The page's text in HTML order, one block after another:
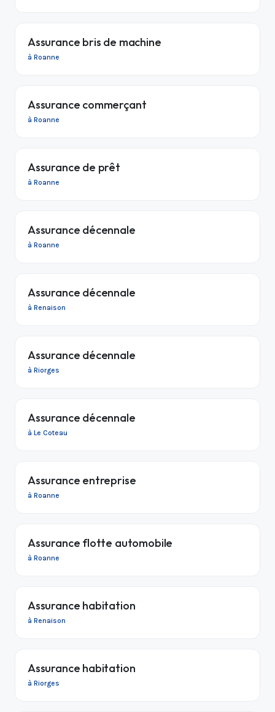
Assurance bris de machine
à Roanne
Assurance commerçant
à Roanne
Assurance de prêt
à Roanne
Assurance décennale
à Roanne
Assurance décennale
à Renaison
Assurance décennale
à Riorges
Assurance décennale
à Le Coteau
Assurance entreprise
à Roanne
Assurance flotte automobile
à Roanne
Assurance habitation
à Renaison
Assurance habitation
à Riorges